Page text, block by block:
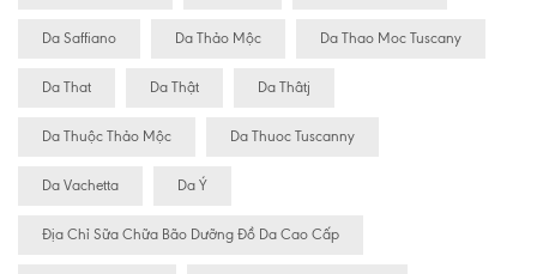
Da Saffiano Da Thảo Mộc Da Thao Moc Tuscany
Da That Da Thật Da Thâtj
Da Thuộc Thảo Mộc Da Thuoc Tuscanny
Da Vachetta Da Ý
Địa Chỉ Sữa Chữa Bão Dưỡng Đồ Da Cao Cấp